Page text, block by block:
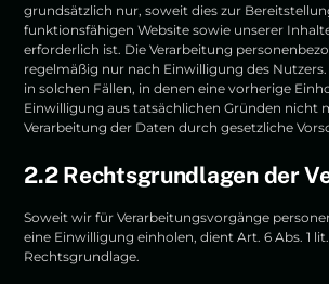
grundsätzlich nur, soweit dies zur
funktionsfähigen Website sowie unserer
erforderlich ist. Die Verarbeitung
regelmäßig nur nach Einwilligung des
in solchen Fällen, in denen eine vorherige
Einwilligung aus tatsächlichen Gründen nicht
Verarbeitung der Daten durch gesetzliche
2.2 Rechtsgrundlagen der
Soweit wir für Verarbeitungsvorgänge
eine Einwilligung einholen, dient Art. 6 Abs. 1 lit.
Rechtsgrundlage.